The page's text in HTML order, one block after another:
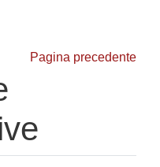
Pagina precedente